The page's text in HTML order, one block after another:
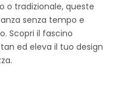
o tradizionale, queste
senza tempo e
Scopri il fascino
ed eleva il tuo design